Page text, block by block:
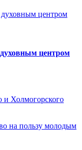
центром
и Холмогорского